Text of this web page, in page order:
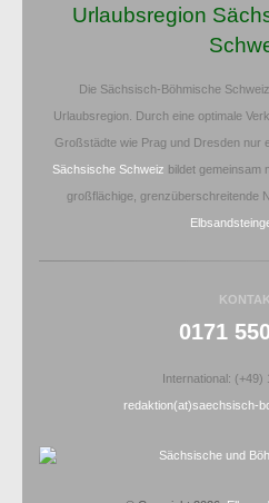
Urlaubsregion
Die Sächsisch-Böhmische
Urlaubsregion. Durch eine optimale
Großstädte wie Prag und Dresden nur
Sächsische Schweiz bildet gemeinsam
großflächige, grenzüberschreitende
0171
International: (+49)
redaktion(at)saechsisch-